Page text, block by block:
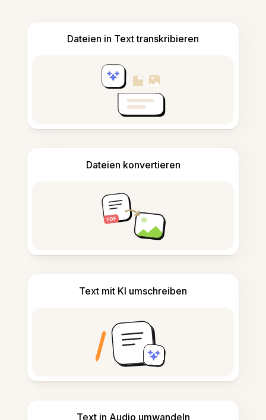
Dateien in Text transkribieren
Dateien konvertieren
Text mit KI umschreiben
Text in Audio umwandeln